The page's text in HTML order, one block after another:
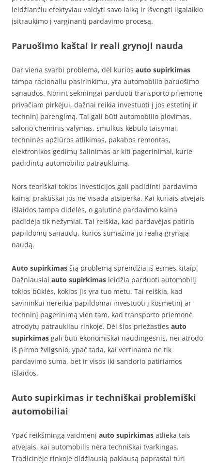
leidžiančiu efektyviau valdyti savo laiką ir išvengti ilgalaikio
įsitraukimo į varginantį pardavimo procesą.
Paruošimo kaštai ir reali grynoji nauda
Dar viena svarbi problema, dėl kurios auto supirkimas
tampa racionaliu pasirinkimu, yra automobilio paruošimo
sąnaudos. Norint sėkmingai parduoti transporto priemonę
privačiam pirkėjui, dažnai reikia investuoti į jos estetinį ir
techninį parengimą. Tai gali būti automobilio plovimas,
salono cheminis valymas, smulkūs kėbulo taisymai,
techninės apžiūros atlikimas, pakabos remontas,
elektronikos gedimų šalinimas ar kiti pagerinimai, kurie
padidintų automobilio patrauklumą.
Nors teoriškai tokios investicijos gali padidinti pardavimo
kainą, praktiškai jos ne visada atsiperka. Kai kuriais atvejais
išlaidos tampa didelės, o galutinė pardavimo kaina
padidėja tik nežymiai. Tai reiškia, kad pardavėjas patiria
papildomų sąnaudų, kurios sumažina jo realią grynąją
naudą.
Auto supirkimas šią problemą sprendžia iš esmės kitaip.
Dažniausiai auto supirkimas leidžia parduoti automobilį
tokios būklės, kokios jis yra tuo metu. Tai reiškia, kad
savininkui nereikia papildomai investuoti į kosmetinį ar
techninį pagerinimą vien tam, kad transporto priemonė
atrodytų patraukliau rinkoje. Dėl šios priežasties auto
supirkimas gali būti ekonomiškai naudingesnis, nei atrodo
iš pirmo žvilgsnio, ypač tada, kai vertinama ne tik
pardavimo suma, bet ir visos iki sandorio patiriamos
išlaidos.
Auto supirkimas ir techniškai problemiški
automobiliai
Ypač reikšmingą vaidmenį auto supirkimas atlieka tais
atvejais, kai automobilis nėra techniškai tvarkingas.
Tradicinėje rinkoje didžiausią paklausą paprastai turi